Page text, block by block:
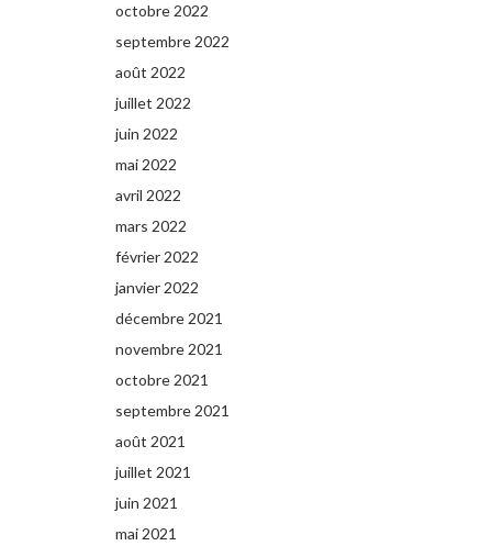
octobre 2022
septembre 2022
août 2022
juillet 2022
juin 2022
mai 2022
avril 2022
mars 2022
février 2022
janvier 2022
décembre 2021
novembre 2021
octobre 2021
septembre 2021
août 2021
juillet 2021
juin 2021
mai 2021